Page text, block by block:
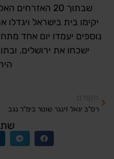
שבתוך 20 האזרחים האלו יש זוג נשואים טריים.
יקימו בית בישראל
נוספים יעמדו יום אחד
ישכחו את ירושלים.
רס"ב יגאל זינגר שוטר בימ"ר נגב